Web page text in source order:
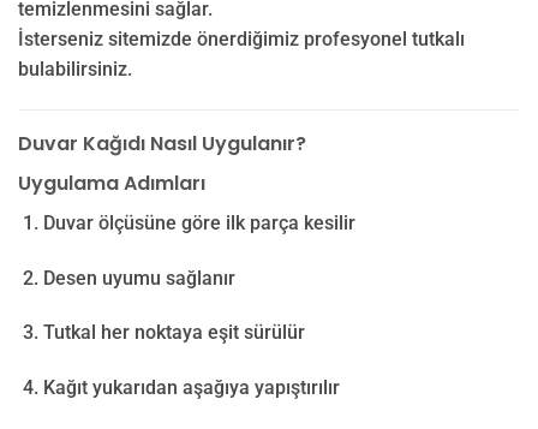
temizlenmesini sağlar.
İsterseniz sitemizde önerdiğimiz profesyonel tutkalı
bulabilirsiniz.
Duvar Kağıdı Nasıl Uygulanır?
Uygulama Adımları
Duvar ölçüsüne göre ilk parça kesilir
Desen uyumu sağlanır
Tutkal her noktaya eşit sürülür
Kağıt yukarıdan aşağıya yapıştırılır